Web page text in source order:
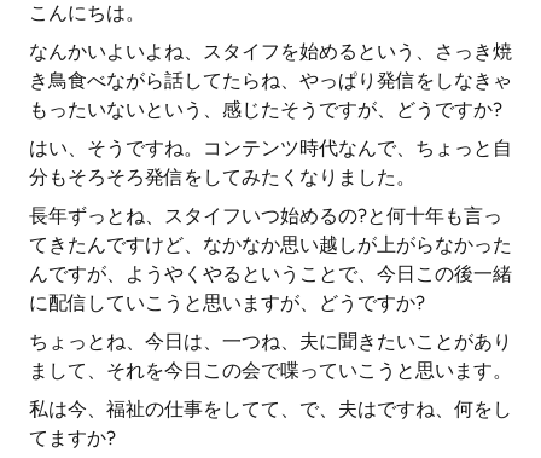
こんにちは。
なんかいよいよね、スタイフを始めるという、さっき焼
き鳥食べながら話してたらね、やっぱり発信をしなきゃ
もったいないという、感じたそうですが、どうですか?
はい、そうですね。コンテンツ時代なんで、ちょっと自
分もそろそろ発信をしてみたくなりました。
長年ずっとね、スタイフいつ始めるの?と何十年も言っ
てきたんですけど、なかなか思い越しが上がらなかった
んですが、ようやくやるということで、今日この後一緒
に配信していこうと思いますが、どうですか?
ちょっとね、今日は、一つね、夫に聞きたいことがあり
まして、それを今日この会で喋っていこうと思います。
私は今、福祉の仕事をしてて、で、夫はですね、何をし
てますか?